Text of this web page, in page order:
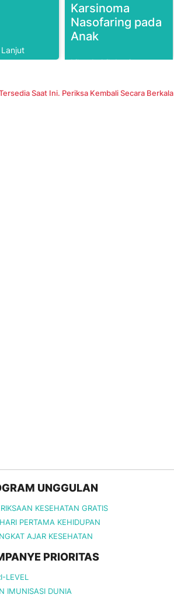
Karsinoma
Nasofaring pada
Anak
Lihat Lebih Lanjut
Saat Ini. Periksa Kembali Secara Berkala
UNGGULAN
KESEHATAN GRATIS
PERTAMA KEHIDUPAN
AJAR KESEHATAN
PRIORITAS
LEVEL
IMUNISASI DUNIA